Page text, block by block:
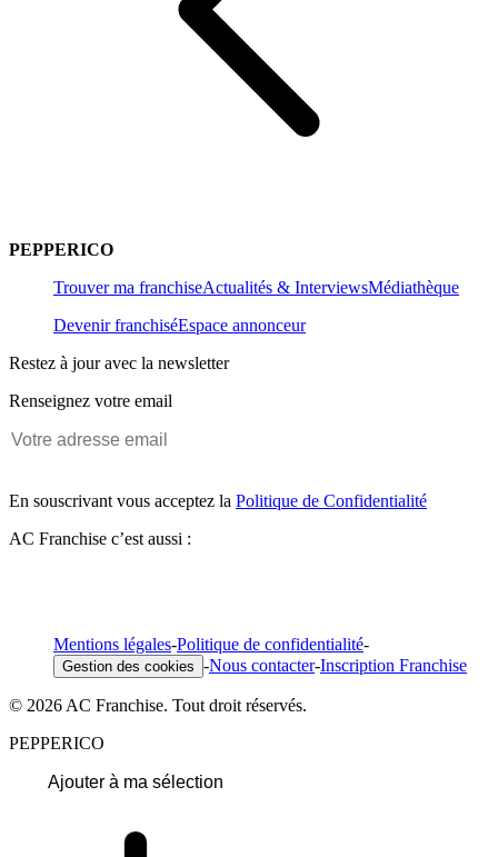
PEPPERICO
Trouver ma franchiseActualités & InterviewsMédiathèque
Devenir franchiséEspace annonceur
Restez à jour avec la newsletter
Renseignez votre email
En souscrivant vous acceptez la Politique de Confidentialité
AC Franchise c’est aussi :
Mentions légales-Politique de confidentialité-
Gestion des cookies -Nous contacter-Inscription Franchise
© 2026 AC Franchise. Tout droit réservés.
PEPPERICO
Ajouter à ma sélection